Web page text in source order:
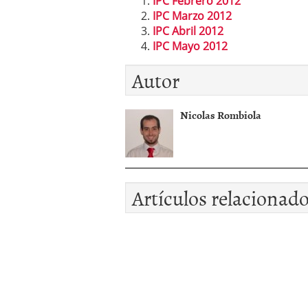
IPC Marzo 2012
IPC Abril 2012
IPC Mayo 2012
Autor
Nicolas Rombiola
Artículos